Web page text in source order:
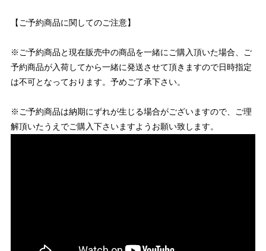
【ご予約商品に関してのご注意】
※ご予約商品と現在販売中の商品を一緒にご購入頂いた場合、ご
予約商品が入荷してから一緒に発送させて頂きますので日時指定
は不可となっております。予めご了承下さい。
※ご予約商品は納期にずれが生じる場合がございますので、ご理
解頂いたうえでご購入下さいますようお願い致します。